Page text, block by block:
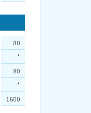
80
*
80
*
1600